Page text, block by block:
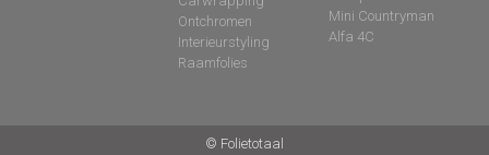
Ontchromen
Interieurstyling
Raamfolies
Mini Countryman
Alfa 4C
© Folietotaal